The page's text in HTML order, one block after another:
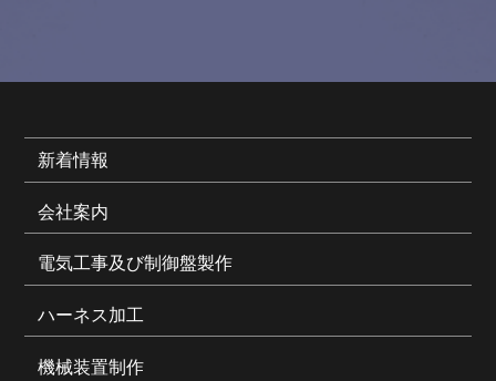
新着情報
会社案内
電気工事及び制御盤製作
ハーネス加工
機械装置制作